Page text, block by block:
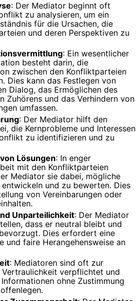
: Der Mediator beginnt oft
zu analysieren, um ein
für die Ursachen, die
und deren Perspektiven zu
: Ein wesentlicher
besteht darin, die
zwischen den Konfliktparteien
Dies kann das Festlegen von
Dialog, das Ermöglichen des
Zuhörens und das Verhindern von
umfassen.
: Der Mediator hilft den
die Kernprobleme und Interessen
zu identifizieren und zu
Lösungen: In enger
mit den Konfliktparteien
Mediator sie dabei, mögliche
entwickeln und zu bewerten. Dies
von Vereinbarungen oder
Unparteilichkeit: Der Mediator
dass er neutral bleibt und
Dies erfordert eine
und faire Herangehensweise an
: Mediatoren sind oft zur
Vertraulichkeit verpflichtet und
ohne Zustimmung